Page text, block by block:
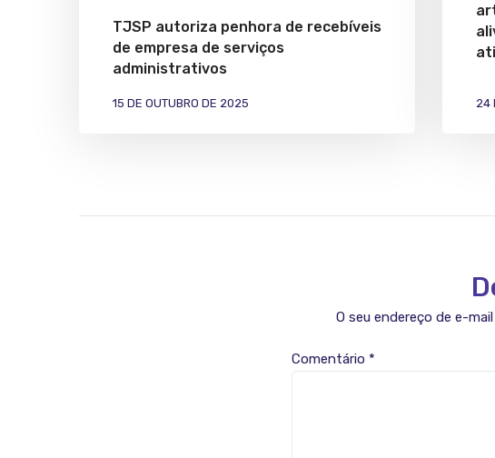
TJSP autoriza penhora de recebíveis
de empresa de serviços
administrativos
15 DE OUTUBRO DE 2025 24
O seu endereço de e-
Comentário *